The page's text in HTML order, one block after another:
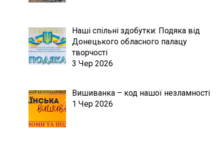
Наші спільні здобутки: Подяка від
Донецького обласного палацу
творчості
3 Чер 2026
Вишиванка – код нашої незламності
1 Чер 2026